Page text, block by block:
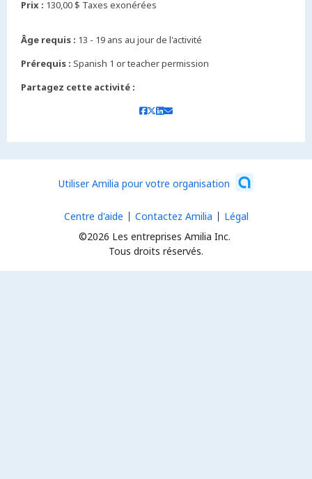
Prix : 130,00 $ Taxes exonérées
Âge requis : 13 - 19 ans au jour de l'activité
Prérequis : Spanish 1 or teacher permission
Partagez cette activité :
Utiliser Amilia pour votre organisation
©2026 Les entreprises Amilia Inc.
Tous droits réservés.
Centre d'aide Contactez Amilia Légal